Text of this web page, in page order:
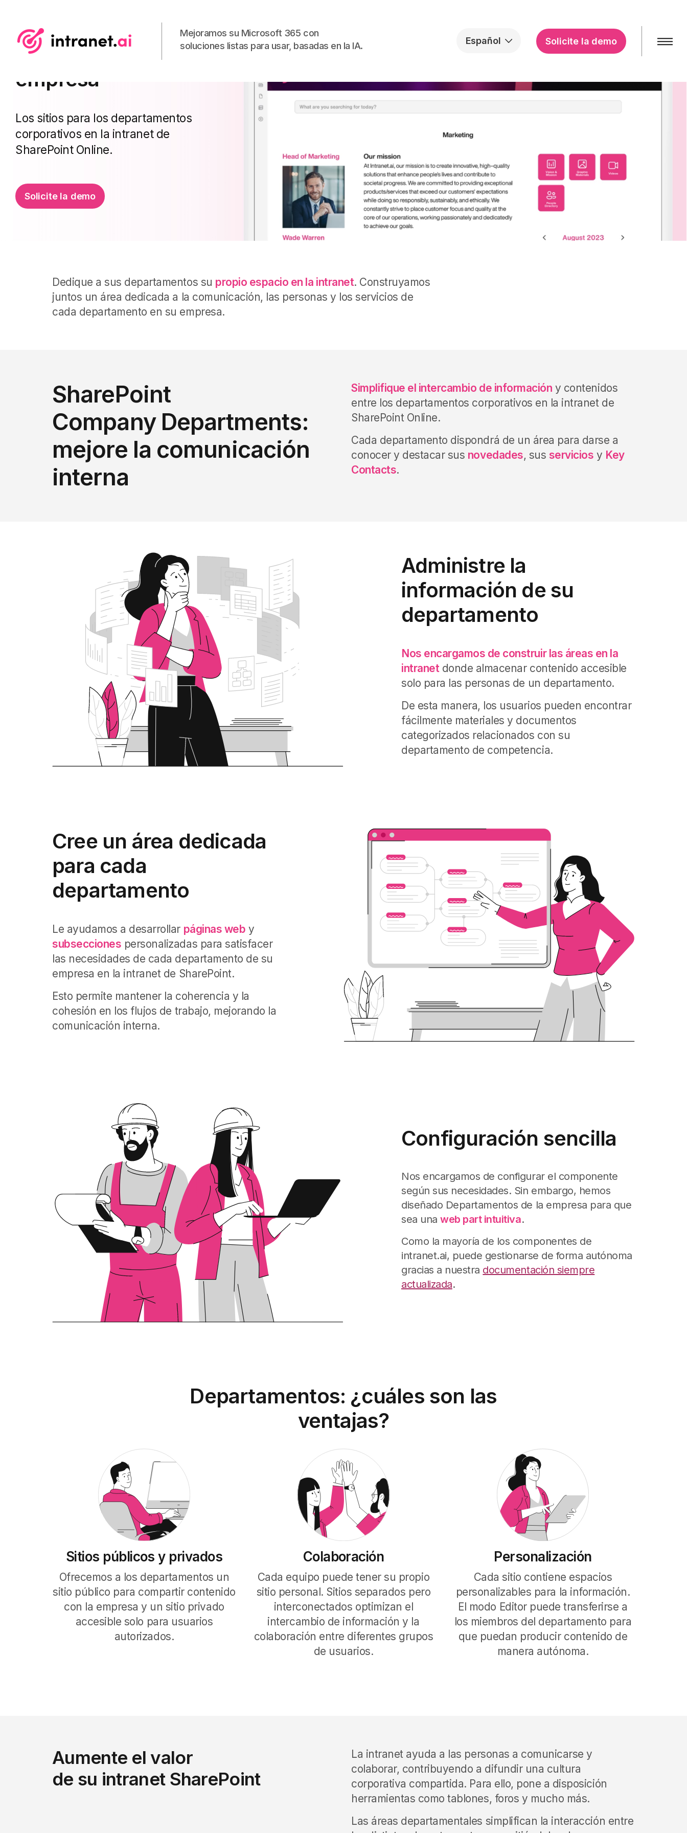
Mejoramos su Microsoft 365 con
soluciones listas para usar, basadas en la IA.
Español Solicite la demo
Departamentos de la
empresa
Los sitios para los departamentos
corporativos en la intranet de
SharePoint Online.
Solicite la demo
Dedique a sus departamentos su propio espacio en la intranet. Construyamos
juntos un área dedicada a la comunicación, las personas y los servicios de
cada departamento en su empresa.
SharePoint
Company Departments:
mejore la comunicación
interna
Simplifique el intercambio de información y contenidos
entre los departamentos corporativos en la intranet de
SharePoint Online.
Cada departamento dispondrá de un área para darse a
conocer y destacar sus novedades, sus servicios y Key
Contacts.
Administre la
información de su
departamento
Nos encargamos de construir las áreas en la
intranetdonde almacenar contenido accesible
solo para las personas de un departamento.
De esta manera, los usuarios pueden encontrar
fácilmente materiales y documentos
categorizados relacionados con su
departamento de competencia.
Cree un área dedicada
para cada
departamento
Le ayudamos a desarrollar páginas web y
subsecciones personalizadas para satisfacer
las necesidades de cada departamento de su
empresa en la intranet de SharePoint.
Esto permite mantener la coherencia y la
cohesión en los flujos de trabajo, mejorando la
comunicación interna.
Configuración sencilla
Nos encargamos de configurar el componente
según sus necesidades. Sin embargo, hemos
diseñado Departamentos de la empresa para que
sea unaweb part intuitiva.
Como la mayoría de los componentes de
intranet.ai, puede gestionarse de forma autónoma
gracias a nuestra documentación siempre
actualizada.
Departamentos: ¿cuáles son las
ventajas?
Sitios públicos y privados
Ofrecemos a los departamentos un
sitio público para compartir contenido
con la empresa y un sitio privado
accesible solo para usuarios
autorizados.
Colaboración
Cada equipo puede tener su propio
sitio personal. Sitios separados pero
interconectados optimizan el
intercambio de información y la
colaboración entre diferentes grupos
de usuarios.
Personalización
Cada sitio contiene espacios
personalizables para la información.
El modo Editor puede transferirse a
los miembros del departamento para
que puedan producir contenido de
manera autónoma.
Aumente el valor
de su intranet SharePoint
La intranet ayuda a las personas a comunicarse y
colaborar, contribuyendo a difundir una cultura
corporativa compartida. Para ello, pone a disposición
herramientas como tablones, foros y mucho más.
Las áreas departamentales simplifican la interacción entre